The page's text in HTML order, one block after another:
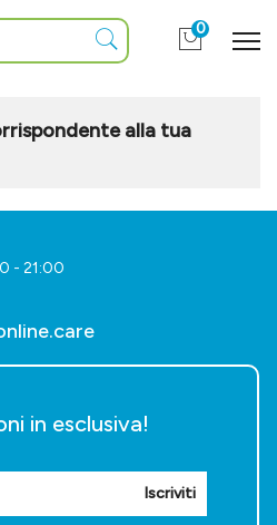
0
alla tua
- 21:00
in esclusiva!
Iscriviti